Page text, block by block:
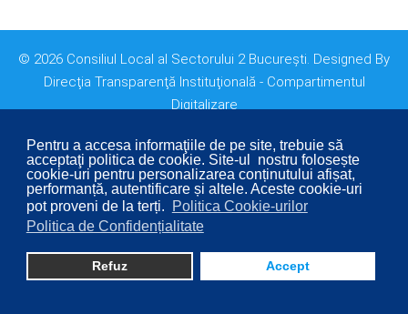
Pentru a accesa informaţiile de pe site, trebuie să
acceptaţi politica de cookie. Site-ul nostru folosește
cookie-uri pentru personalizarea conținutului afișat,
performanță, autentificare și altele. Aceste cookie-uri
pot proveni de la terți.
Politica Cookie-urilor
Politica de Confidențialitate
Refuz Accept
© 2026 Consiliul Local al Sectorului 2 București. Designed By
Direcţia Transparenţă Instituţională - Compartimentul
Digitalizare